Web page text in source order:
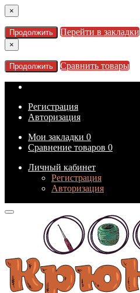
×
Продолжить Перейти в закладки
×
Продолжить Сравнить товары
Регистрация
Авторизация
Мои закладки 0
Сравнение товаров 0
Личный кабинет
Регистрация
Авторизация